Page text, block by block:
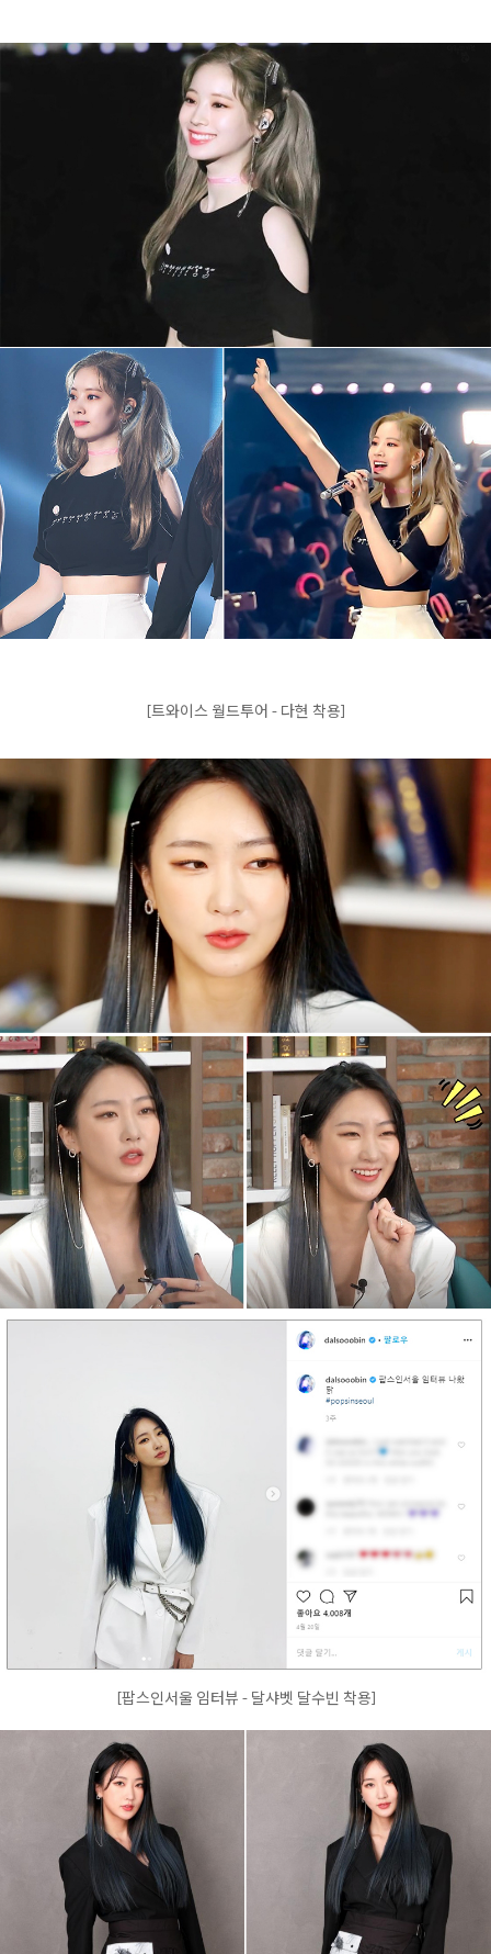
[트와이스 월드투어 - 다현 착용]
[팝스인서울 임터뷰 - 달샤벳 달수빈 착용]